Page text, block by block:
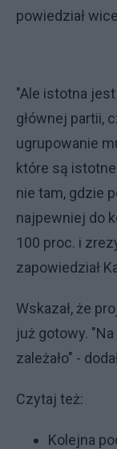
powiedział
"Ale istotna
głównej partii,
ugrupowanie
które są
nie tam, gdzie
najpewniej do
100 proc. i
zapowiedział
Wskazał, że
już gotowy.
zależało" -
Czytaj też:
Kolejna